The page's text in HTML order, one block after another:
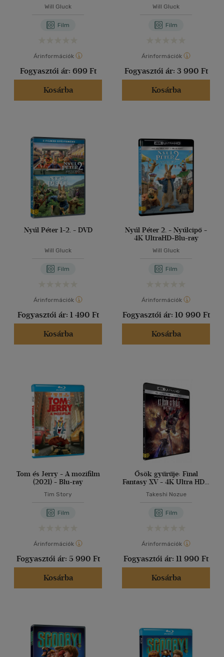
Will Gluck
Film
Árinformációk
Fogyasztói ár: 699 Ft
Kosárba
Will Gluck
Film
Árinformációk
Fogyasztói ár: 3 990 Ft
Kosárba
Nyúl Péter 1-2. - DVD
Will Gluck
Film
Árinformációk
Fogyasztói ár: 1 490 Ft
Kosárba
Nyúl Péter 2. - Nyúlcipő -
4K UltraHD+Blu-ray
Will Gluck
Film
Árinformációk
Fogyasztói ár: 10 990 Ft
Kosárba
Tom és Jerry - A mozifilm
(2021) - Blu-ray
Tim Story
Film
Árinformációk
Fogyasztói ár: 5 990 Ft
Kosárba
Ősök gyűrűje: Final
Fantasy XV - 4K Ultra HD +
Takeshi Nozue
Film
Árinformációk
Fogyasztói ár: 11 990 Ft
Kosárba